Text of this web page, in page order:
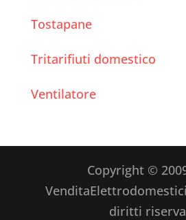
Tostapane
Tritarifiuti domestico
Ventilatore
Copyright ©
diritti